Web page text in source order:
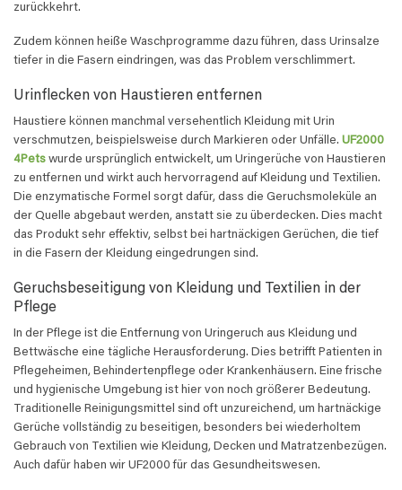
zurückkehrt.
Zudem können heiße Waschprogramme dazu führen, dass Urinsalze
tiefer in die Fasern eindringen, was das Problem verschlimmert.
Urinflecken von Haustieren entfernen
Haustiere können manchmal versehentlich Kleidung mit Urin
verschmutzen, beispielsweise durch Markieren oder Unfälle. UF2000
4Pets wurde ursprünglich entwickelt, um Uringerüche von Haustieren
zu entfernen und wirkt auch hervorragend auf Kleidung und Textilien.
Die enzymatische Formel sorgt dafür, dass die Geruchsmoleküle an
der Quelle abgebaut werden, anstatt sie zu überdecken. Dies macht
das Produkt sehr effektiv, selbst bei hartnäckigen Gerüchen, die tief
in die Fasern der Kleidung eingedrungen sind.
Geruchsbeseitigung von Kleidung und Textilien in der
Pflege
In der Pflege ist die Entfernung von Uringeruch aus Kleidung und
Bettwäsche eine tägliche Herausforderung. Dies betrifft Patienten in
Pflegeheimen, Behindertenpflege oder Krankenhäusern. Eine frische
und hygienische Umgebung ist hier von noch größerer Bedeutung.
Traditionelle Reinigungsmittel sind oft unzureichend, um hartnäckige
Gerüche vollständig zu beseitigen, besonders bei wiederholtem
Gebrauch von Textilien wie Kleidung, Decken und Matratzenbezügen.
Auch dafür haben wir UF2000 für das Gesundheitswesen.